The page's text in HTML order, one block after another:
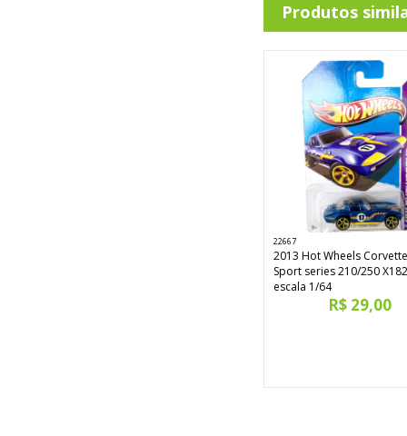
Produtos
22667
2013 Hot Wheels
Sport series 210/250
escala 1/64
R$ 29,00